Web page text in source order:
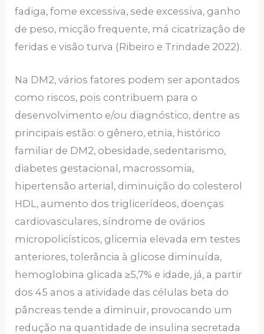
fadiga, fome excessiva, sede excessiva, ganho
de peso, micção frequente, má cicatrização de
feridas e visão turva (Ribeiro e Trindade 2022).
Na DM2, vários fatores podem ser apontados
como riscos, pois contribuem para o
desenvolvimento e/ou diagnóstico, dentre as
principais estão: o gênero, etnia, histórico
familiar de DM2, obesidade, sedentarismo,
diabetes gestacional, macrossomia,
hipertensão arterial, diminuição do colesterol
HDL, aumento dos triglicerídeos, doenças
cardiovasculares, síndrome de ovários
micropolicísticos, glicemia elevada em testes
anteriores, tolerância à glicose diminuída,
hemoglobina glicada ≥5,7% e idade, já, a partir
dos 45 anos a atividade das células beta do
pâncreas tende a diminuir, provocando um
redução na quantidade de insulina secretada